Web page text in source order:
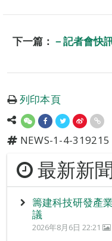
下一篇： －記者會快
列印本頁
NEWS-1-4-319215
最新新
籌建科技研發產
議
2026年8月6日 22:21